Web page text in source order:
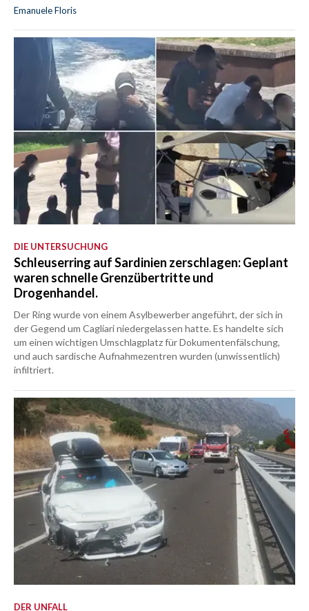
Emanuele Floris
DIE UNTERSUCHUNG
Schleuserring auf Sardinien zerschlagen: Geplant
waren schnelle Grenzübertritte und
Drogenhandel.
Der Ring wurde von einem Asylbewerber angeführt, der sich in
der Gegend um Cagliari niedergelassen hatte. Es handelte sich
um einen wichtigen Umschlagplatz für Dokumentenfälschung,
und auch sardische Aufnahmezentren wurden (unwissentlich)
infiltriert.
DER UNFALL